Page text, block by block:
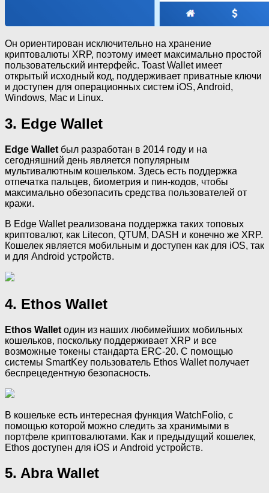
Он ориентирован исключительно на хранение
криптовалюты XRP, поэтому имеет максимально простой
пользовательский интерфейс. Toast Wallet имеет
открытый исходный код, поддерживает приватные ключи
и доступен для операционных систем iOS, Android,
Windows, Mac и Linux.
3. Edge Wallet
Edge Wallet был разработан в 2014 году и на
сегодняшний день является популярным
мультивалютным кошельком. Здесь есть поддержка
отпечатка пальцев, биометрия и пин-кодов, чтобы
максимально обезопасить средства пользователей от
кражи.
В Edge Wallet реализована поддержка таких топовых
криптовалют, как Litecon, QTUM, DASH и конечно же XRP.
Кошелек является мобильным и доступен как для iOS, так
и для Android устройств.
4. Ethos Wallet
Ethos Wallet один из наших любимейших мобильных
кошельков, поскольку поддерживает XRP и все
возможные токены стандарта ERC-20. С помощью
системы SmartKey пользователь Ethos Wallet получает
беспрецедентную безопасность.
В кошельке есть интересная функция WatchFolio, с
помощью которой можно следить за хранимыми в
портфеле криптовалютами. Как и предыдущий кошелек,
Ethos доступен для iOS и Android устройств.
5. Abra Wallet